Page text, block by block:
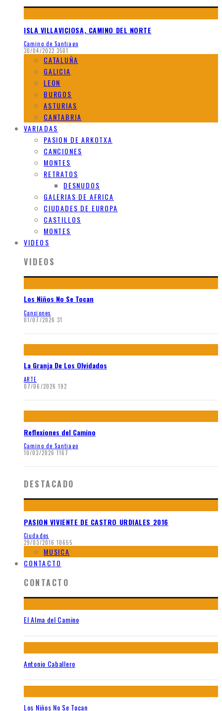
ISLA VILLAVICIOSA, CAMINO DEL NORTE
Camino de Santiago
30/04/2022 3501
CATALUÑA
GALICIA
LEON
BURGOS
ASTURIAS
CANTABRIA
VARIADAS
PASION DE ARKOTXA
CANCIONES
MONTES
RETRATOS
DESNUDOS
GALERIAS DE AFRICA
CIUDADES DE EUROPA
CASTILLOS
MONTES
VIDEOS
VIDEOS
Los Niños No Se Tocan
Canciones
01/07/2026 31
La Granja De Los Olvidados
ARTE
07/06/2026 192
Reflexiones del Camino
Camino de Santiago
10/03/2026 1167
DESTACADO
PASION VIVIENTE DE CASTRO URDIALES 2016
Ciudades
29/03/2016 10655
MUSICA
CONTACTO
CONTACTO
El Alma del Camino
Antonio Caballero
Los Niños No Se Tocan